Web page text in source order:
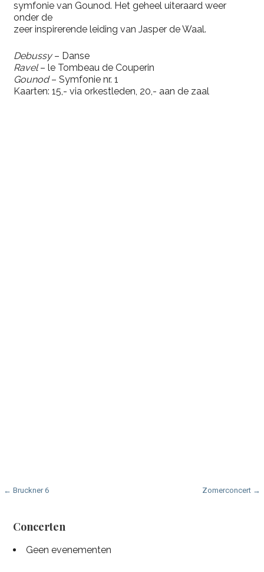
symfonie van Gounod. Het geheel uiteraard weer
onder de
zeer inspirerende leiding van Jasper de Waal.
Debussy– Danse
Ravel– le Tombeau de Couperin
Gounod– Symfonie nr. 1
Kaarten: 15,- via orkestleden, 20,- aan de zaal
Bericht
← Bruckner 6 Zomerconcert →
Concerten
Geen evenementen